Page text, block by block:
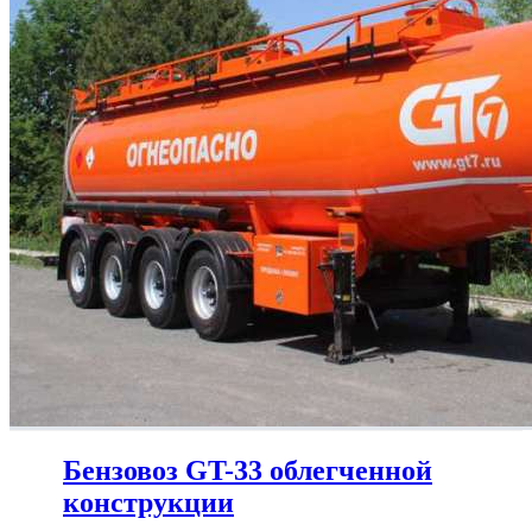
Бензовоз GT-33 облегченной
конструкции